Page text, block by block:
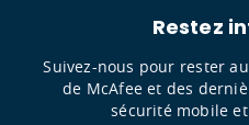
Restez
Suivez-nous pour rester
de McAfee et des
sécurité mobile